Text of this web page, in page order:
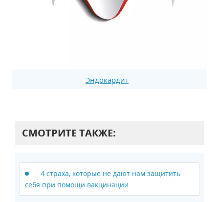
Эндокардит
СМОТРИТЕ ТАКЖЕ:
4 страха, которые не дают нам защитить
себя при помощи вакцинации